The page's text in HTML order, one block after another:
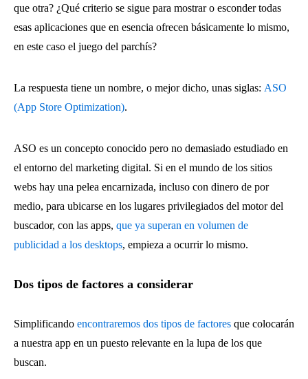
que otra? ¿Qué criterio se sigue para mostrar o esconder todas
esas aplicaciones que en esencia ofrecen básicamente lo mismo,
en este caso el juego del parchís?
La respuesta tiene un nombre, o mejor dicho, unas siglas: ASO
(App Store Optimization).
ASO es un concepto conocido pero no demasiado estudiado en
el entorno del marketing digital. Si en el mundo de los sitios
webs hay una pelea encarnizada, incluso con dinero de por
medio, para ubicarse en los lugares privilegiados del motor del
buscador, con las apps, que ya superan en volumen de
publicidad a los desktops, empieza a ocurrir lo mismo.
Dos tipos de factores a considerar
Simplificando encontraremos dos tipos de factores que colocarán
a nuestra app en un puesto relevante en la lupa de los que
buscan.